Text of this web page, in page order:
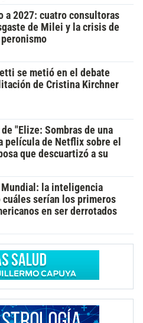
a 2027: cuatro consultoras
de Milei y la crisis de
se metió en el debate
de Cristina Kirchner
"Elize: Sombras de una
película de Netflix sobre el
que descuartizó a su
Mundial: la inteligencia
serían los primeros
en ser derrotados